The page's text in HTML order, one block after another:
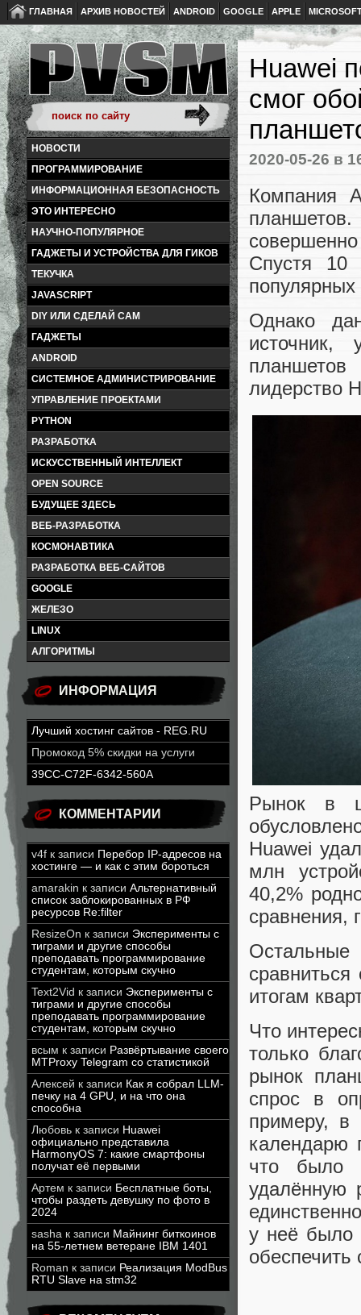
ГЛАВНАЯ АРХИВ НОВОСТЕЙ ANDROID GOOGLE APPLE
НОВОСТИ
ПРОГРАММИРОВАНИЕ
ИНФОРМАЦИОННАЯ БЕЗОПАСНОСТЬ
ЭТО ИНТЕРЕСНО
НАУЧНО-ПОПУЛЯРНОЕ
ГАДЖЕТЫ И УСТРОЙСТВА ДЛЯ ГИКОВ
ТЕКУЧКА
JAVASCRIPT
DIY ИЛИ СДЕЛАЙ САМ
ГАДЖЕТЫ
ANDROID
СИСТЕМНОЕ АДМИНИСТРИРОВАНИЕ
УПРАВЛЕНИЕ ПРОЕКТАМИ
PYTHON
РАЗРАБОТКА
ИСКУССТВЕННЫЙ ИНТЕЛЛЕКТ
OPEN SOURCE
БУДУЩЕЕ ЗДЕСЬ
ВЕБ-РАЗРАБОТКА
КОСМОНАВТИКА
РАЗРАБОТКА ВЕБ-САЙТОВ
GOOGLE
ЖЕЛЕЗО
LINUX
АЛГОРИТМЫ
ИНФОРМАЦИЯ
Лучший хостинг сайтов - REG.RU
Промокод 5% скидки на услуги
39CC-C72F-6342-560A
КОММЕНТАРИИ
v4f к записи Перебор IP-адресов на
хостинге — и как с этим бороться
amarakin к записи Альтернативный
список заблокированных в РФ
ресурсов Re:filter
ResizeOn к записи Эксперименты с
тиграми и другие способы
преподавать программирование
студентам, которым скучно
Text2Vid к записи Эксперименты с
тиграми и другие способы
преподавать программирование
студентам, которым скучно
всым к записи Развёртывание своего
MTProxy Telegram со статистикой
Алексей к записи Как я собрал LLM-
печку на 4 GPU, и на что она
способна
Любовь к записи Huawei
официально представила
HarmonyOS 7: какие смартфоны
получат её первыми
Артем к записи Бесплатные боты,
чтобы раздеть девушку по фото в
2024
sasha к записи Майнинг биткоинов
на 55-летнем ветеране IBM 1401
Roman к записи Реализация ModBus
RTU Slave на stm32
Huawei
смог
2020-05-26 в
Компания
Спустя
Однако
лидерство
Рынок в
Huawei
млн
40,2%
сравнения,
Остальные
итогам
Что
только
рынок
спрос в
примеру, в
календарю
что было
удалённую
у неё было
обеспечить